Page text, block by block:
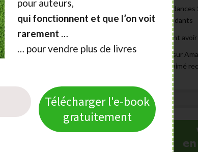
être banale
bijouterie), mais
comme
paraît généralement
la militante, la
Les
indépendants
Comment
Publier sur
j’aurais aimé
pour auteurs,
qui fonctionnent et que l’on voit
rarement …
… pour vendre plus de livres
Télécharger l'e-book
gratuitement